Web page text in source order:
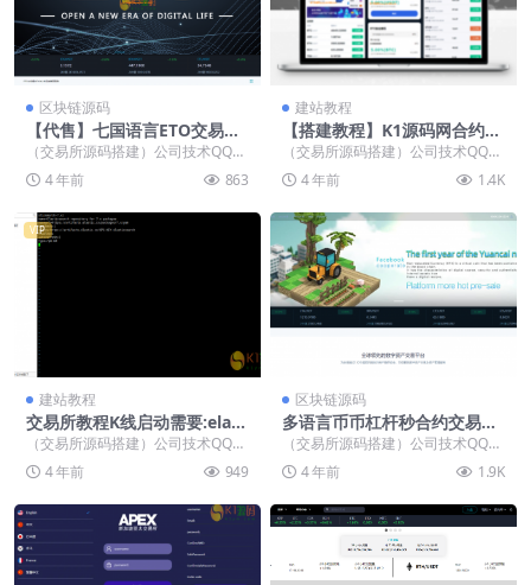
区块链源码
【代售】七国语言ETO交易所
完美运营版申购挖矿上新币币
合约开源完整版【亲测二开】
（交易所源码搭建）公司技术QQ：
34401713，最新版源码 实测环境:
NGIN...
4 年前 863
建站教程
【搭建教程】K1源码网合约交
易所源码搭建教程
（交易所源码搭建）公司技术QQ：
34401713，最新版源码 优化了环
境配置方面...
4 年前 1.4K
VIP
建站教程
交易所教程K线启动需要:elast
icsearch/ES环境搭建配置教
程
（交易所源码搭建）公司技术QQ：
34401713，最新版源码 有了这套
教程,稍微...
4 年前 949
区块链源码
多语言币币杠杆秒合约交易所
系统源码+教程【亲测源码】
（交易所源码搭建）公司技术QQ：
34401713，最新版源码 多语言币
币杠杆秒合...
4 年前 1.9K